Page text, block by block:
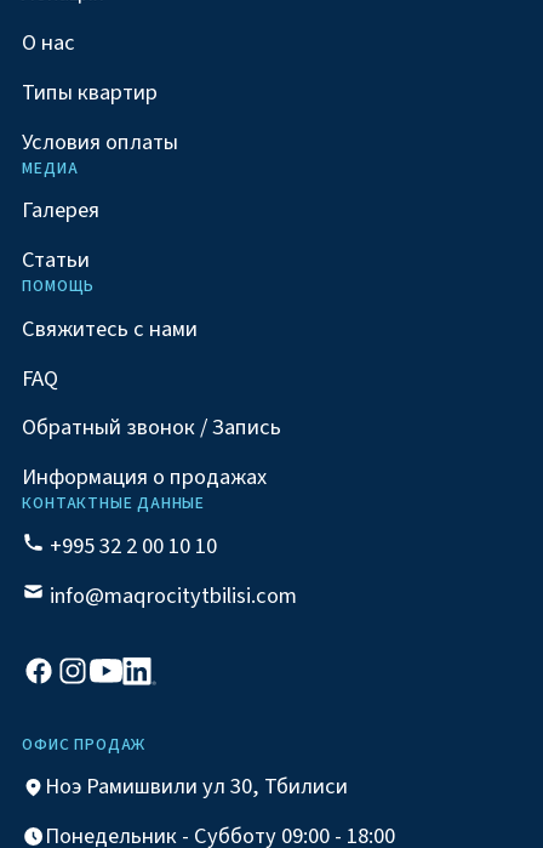
О нас
Типы квартир
Условия оплаты
МЕДИА
Галерея
Статьи
ПОМОЩЬ
Свяжитесь с нами
FAQ
Обратный звонок / Запись
Информация о продажах
КОНТАКТНЫЕ ДАННЫЕ
+995 32 2 00 10 10
info@maqrocitytbilisi.com
ОФИС ПРОДАЖ
Ноэ Рамишвили ул 30, Тбилиси
Понедельник - Субботу 09:00 - 18:00